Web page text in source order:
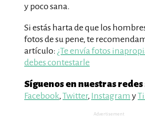
y poco sana.
Si estás harta de que los
fotos de su pene, te
artículo: ¿Te envía fotos
debes contestarle
Síguenos en nuestras redes
Facebook, Twitter, Instagram y
Advertisement